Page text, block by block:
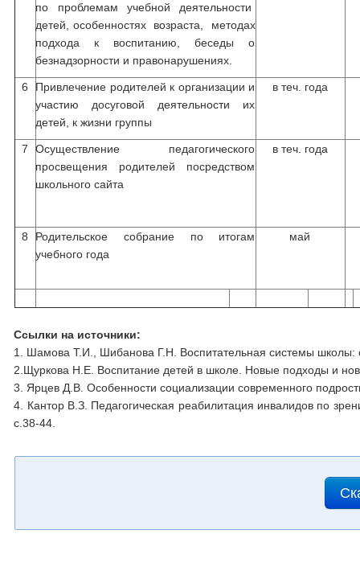
по проблемам учебной деятельности
детей, особенностях возраста, методах
подхода к воспитанию, беседы о
безнадзорности и правонарушениях.
6
Привлечение родителей к организации и
участию досуговой деятельности их
детей, к жизни группы
в теч. года
7
Осуществление педагогического
просвещения родителей посредством
школьного сайта
в теч. года
8
Родительское собрание по итогам
учебного года
май
Ссылки на источники:
1. Шамова Т.И., Шибанова Г.Н. Воспитательная системы
2.Щуркова Н.Е. Воспитание детей в школе. Новые подходы и
3. Ярцев Д.В. Особенности социализации современного
4. Кантор В.З. Педагогическая реабилитация инвалидов по
с.38-44.